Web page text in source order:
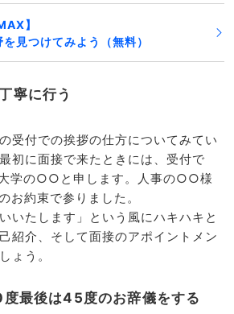
】
見つけてみよう（無料）
寧に行う
受付での挨拶の仕方についてみてい
初に面接で来たときには、受付で
学の○○と申します。人事の○○様
お約束で参りました。
いたします」という風にハキハキと
紹介、そして面接のアポイントメン
ょう。
最後は45度のお辞儀をする